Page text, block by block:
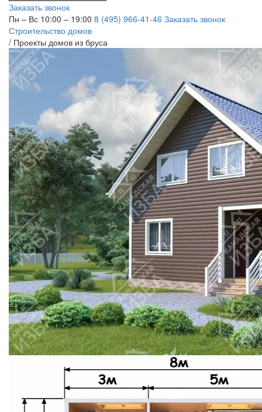
Заказать звонок
Пн – Вс 10:00 – 19:00 8 (495) 966-41-46 Заказать звонок
Строительство домов
/ Проекты домов из бруса